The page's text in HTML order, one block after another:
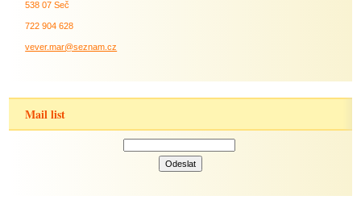
538 07 Seč
722 904 628
vever.mar@seznam.cz
Mail list